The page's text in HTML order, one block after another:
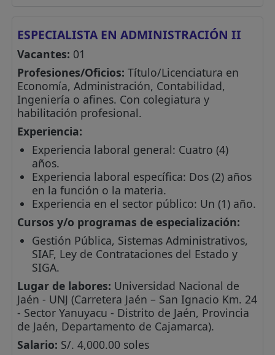
ESPECIALISTA EN ADMINISTRACIÓN II
Vacantes: 01
Profesiones/Oficios: Título/Licenciatura en
Economía, Administración, Contabilidad,
Ingeniería o afines. Con colegiatura y
habilitación profesional.
Experiencia:
Experiencia laboral general: Cuatro (4)
años.
Experiencia laboral específica: Dos (2) años
en la función o la materia.
Experiencia en el sector público: Un (1) año.
Cursos y/o programas de especialización:
Gestión Pública, Sistemas Administrativos,
SIAF, Ley de Contrataciones del Estado y
SIGA.
Lugar de labores: Universidad Nacional de
Jaén - UNJ (Carretera Jaén – San Ignacio Km. 24
- Sector Yanuyacu - Distrito de Jaén, Provincia
de Jaén, Departamento de Cajamarca).
Salario: S/. 4,000.00 soles